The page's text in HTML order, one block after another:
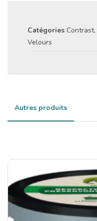
Catégories Contrast,
Velours
Autres produits